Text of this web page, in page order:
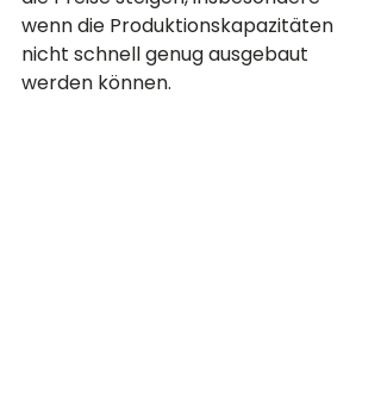
wenn die Produktionskapazitäten
nicht schnell genug ausgebaut
werden können.